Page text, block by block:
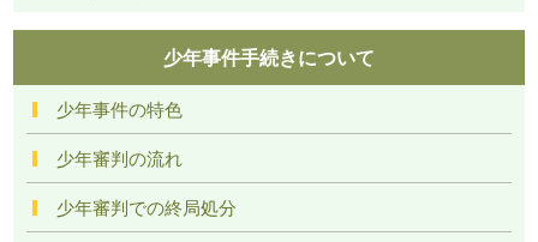
少年事件手続きについて
少年事件の特色
少年審判の流れ
少年審判での終局処分